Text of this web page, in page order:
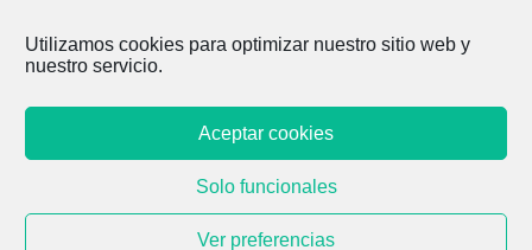
Utilizamos cookies para optimizar nuestro sitio web y
nuestro servicio.
Aceptar cookies
Solo funcionales
Ver preferencias